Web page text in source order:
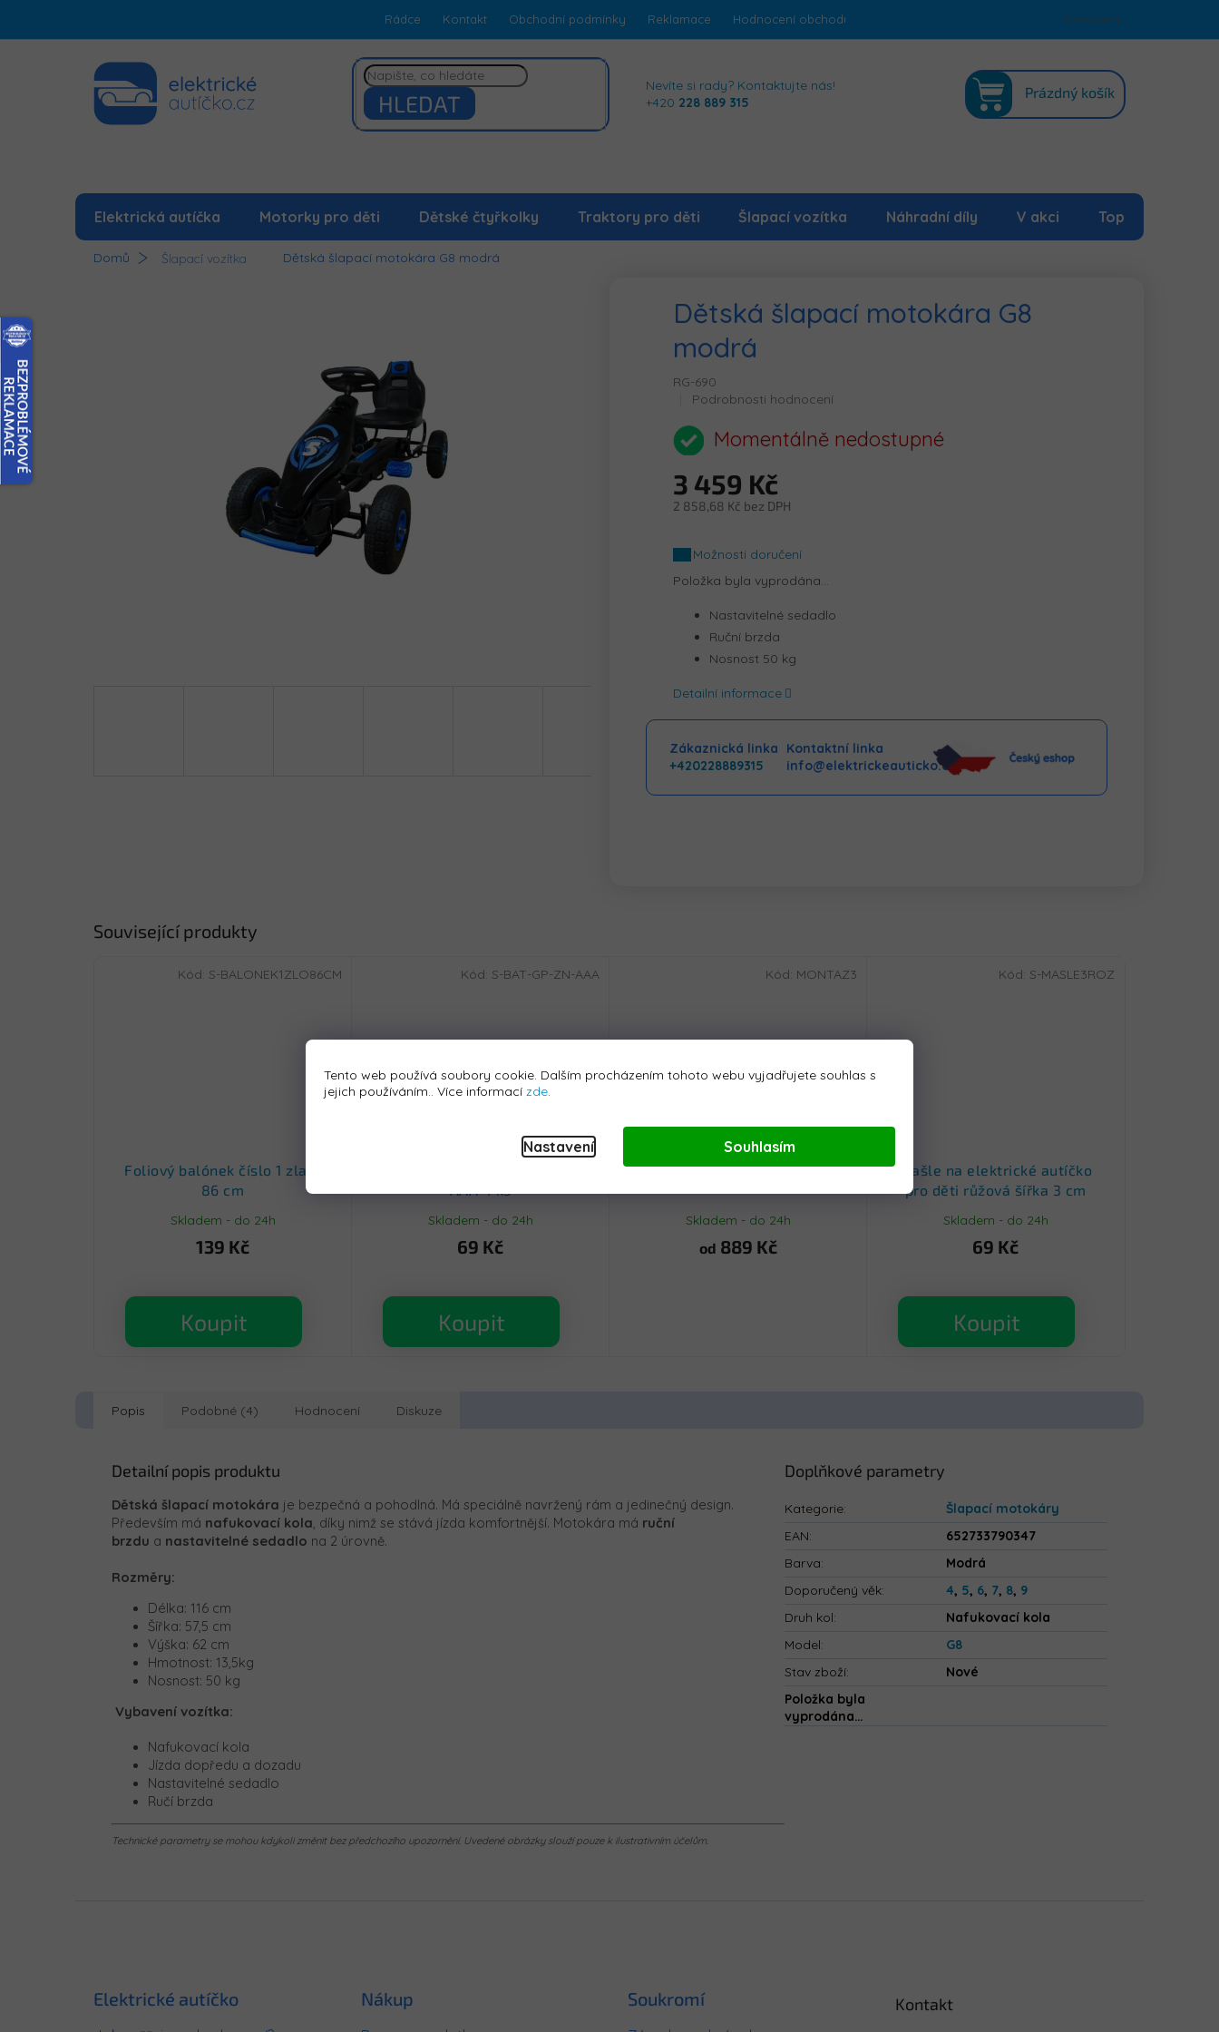
Tento web používá soubory cookie. Dalším procházením tohoto webu vyjadřujete souhlas s
jejich používáním.. Více informací zde.
Nastavení Souhlasím
obsah
Rádce Kontakt Obchodní podmínky Reklamace Hodnocení obchodu Podmínky ochrany osobních údajů Mapa serveru
Přihlášení
HLEDAT
Nevíte si rady? Kontaktujte nás!
+420 228 889 315
KOŠÍK
Prázdný košík
Elektrická autíčka Motorky pro děti Dětské čtyřkolky Traktory pro děti Šlapací vozítka Náhradní díly V akci Top
Domů Šlapací vozítka Dětská šlapací motokára G8 modrá
Dětská šlapací motokára G8
modrá
RG-690
Průměrné
produktu
je
z
5
Podrobnosti hodnocení
Momentálně nedostupné
3 459 Kč
2 858,68 Kč bez DPH
cena:Možnosti doručení
Položka byla vyprodána…
Nastavitelné sedadlo
Ruční brzda
Nosnost 50 kg
Detailní informace
Zákaznická linka
+420228889315
Kontaktní linka
info@elektrickeauticko.cz
Související produkty
Foliový balónek číslo 1 zlatý
86 cm
Skladem - do 24h
139 Kč
Koupit
Kód: S-BALONEK1ZLO86CM
AAA 4 ks
Skladem - do 24h
69 Kč
Koupit
Kód: S-BAT-GP-ZN-AAA
Montáž elektrického vozítka
Skladem - do 24h
od 889 Kč
Kód: MONTAZ3
Mašle na elektrické autíčko
pro děti růžová šířka 3 cm
Skladem - do 24h
69 Kč
Koupit
Kód: S-MASLE3ROZ
Popis Podobné (4) Hodnocení Diskuze
Detailní popis produktu
Dětská šlapací motokára je bezpečná a pohodlná. Má speciálně navržený rám a jedinečný design.
Především má nafukovací kola, díky nimž se stává jízda komfortnější. Motokára má ruční
brzdu a nastavitelné sedadlo na 2 úrovně.
Rozměry:
Délka: 116 cm
Šířka: 57,5 cm
Výška: 62 cm
Hmotnost: 13,5kg
Nosnost: 50 kg
Vybavení vozítka:
Nafukovací kola
Jízda dopředu a dozadu
Nastavitelné sedadlo
Ručí brzda
Technické parametry se mohou kdykoli změnit bez předchozího upozornění. Uvedené obrázky slouží pouze k ilustrativním účelům.
Doplňkové parametry
Kategorie:
Šlapací motokáry
EAN:
652733790347
Barva:
Modrá
Doporučený věk: 4, 5, 6, 7, 8, 9
Druh kol:
Nafukovací kola
Model:
G8
Stav zboží:
Nové
Položka byla
vyprodána…
Elektrické autíčko Nákup Soukromí Kontakt